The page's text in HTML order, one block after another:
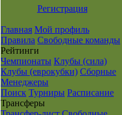
Регистрация
Главная Мой профиль
Правила Свободные команды
Рейтинги
Чемпионаты Клубы (сила)
Клубы (еврокубки) Сборные
Менеджеры
Поиск Турниры Расписание
Транcферы